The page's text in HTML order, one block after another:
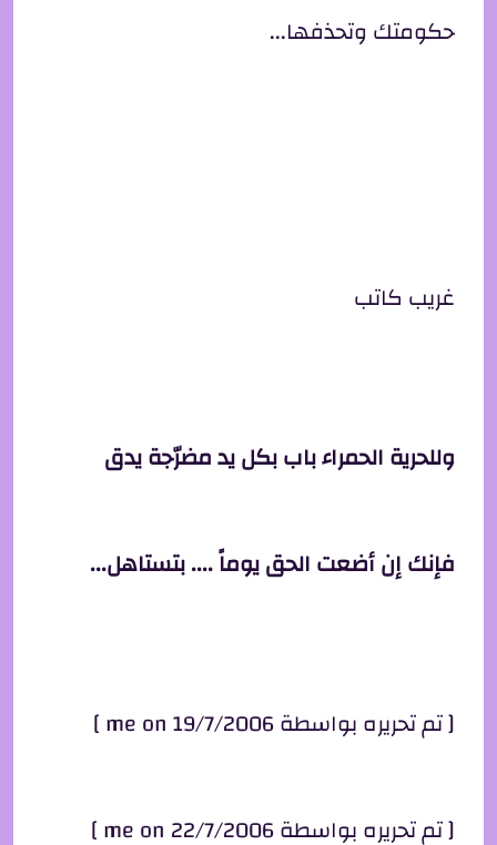
حكومتك وتحذفها...
غريب كاتب
وللحرية الحمراء باب بكل يد مضرّجة يدق
فإنك إن أضعت الحق يوماً .... بتستاهل...
[ تم تحريره بواسطة me on 19/7/2006 ]
[ تم تحريره بواسطة me on 22/7/2006 ]